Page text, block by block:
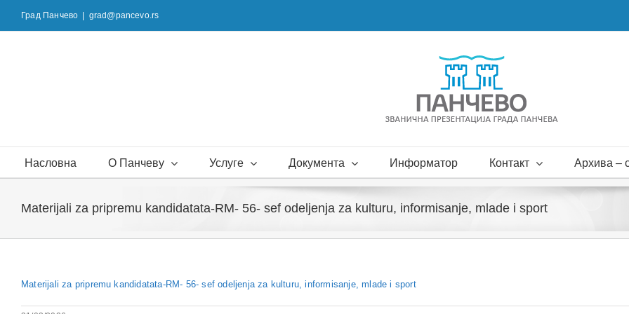
content
Град Панчево grad@pancevo.rs
Насловна О Панчеву Услуге Документа Информатор Контакт Архива –
Materijali za pripremu kandidatata-RM- 56- sef odeljenja za kulturu, informisanje, mlade i sport
Materijali za pripremu kandidatata-RM- 56- sef odeljenja za kulturu, informisanje, mlade i sport